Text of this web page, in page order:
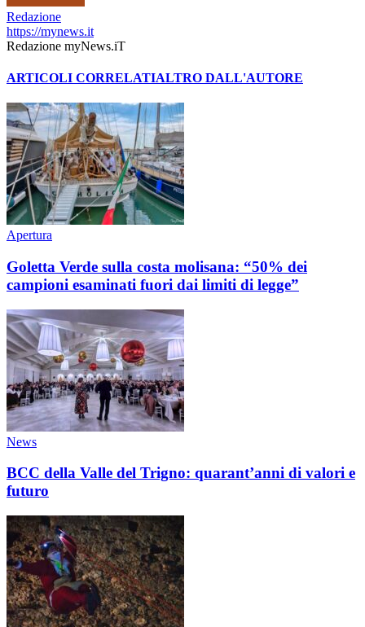
Redazione
https://mynews.it
Redazione myNews.iT
ARTICOLI CORRELATIALTRO DALL'AUTORE
Apertura
Goletta Verde sulla costa molisana: “50% dei
campioni esaminati fuori dai limiti di legge”
News
BCC della Valle del Trigno: quarant’anni di valori e
futuro